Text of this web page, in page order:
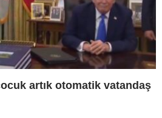
artık otomatik vatandaş